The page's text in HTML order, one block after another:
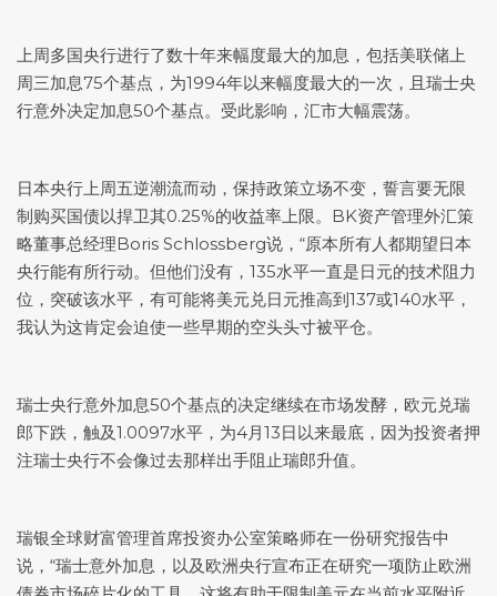
上周多国央行进行了数十年来幅度最大的加息，包括美联储上
周三加息75个基点，为1994年以来幅度最大的一次，且瑞士央
行意外决定加息50个基点。受此影响，汇市大幅震荡。
日本央行上周五逆潮流而动，保持政策立场不变，誓言要无限
制购买国债以捍卫其0.25%的收益率上限。BK资产管理外汇策
略董事总经理Boris Schlossberg说，“原本所有人都期望日本
央行能有所行动。但他们没有，135水平一直是日元的技术阻力
位，突破该水平，有可能将美元兑日元推高到137或140水平，
我认为这肯定会迫使一些早期的空头头寸被平仓。
瑞士央行意外加息50个基点的决定继续在市场发酵，欧元兑瑞
郎下跌，触及1.0097水平，为4月13日以来最底，因为投资者押
注瑞士央行不会像过去那样出手阻止瑞郎升值。
瑞银全球财富管理首席投资办公室策略师在一份研究报告中
说，“瑞士意外加息，以及欧洲央行宣布正在研究一项防止欧洲